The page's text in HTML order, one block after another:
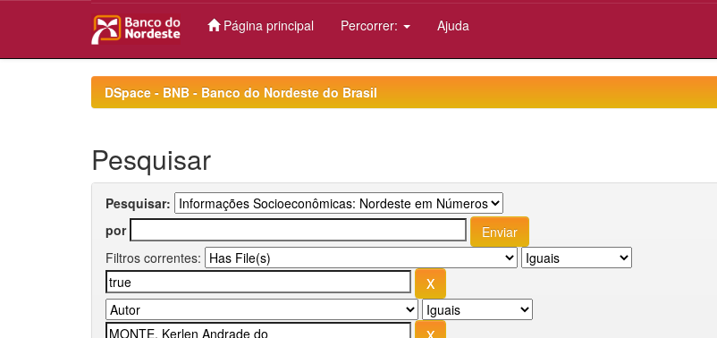
Página principal Percorrer: Ajuda
DSpace - BNB - Banco do Nordeste do Brasil
Pesquisar
Pesquisar:
por
Filtros correntes: